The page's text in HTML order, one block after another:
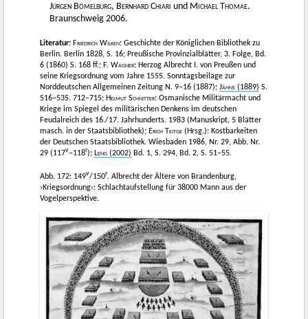
Jürgen Bömelburg, Bernhard Chiari und Michael Thomae.
Braunschweig 2006.
Literatur: Friedrich Wilken: Geschichte der Königlichen Bibliothek zu
Berlin. Berlin 1828, S. 16; Preußische Provinzialblätter, 3. Folge, Bd.
6 (1860) S. 168 ff.; F. Wagner: Herzog Albrecht I. von Preußen und
seine Kriegsordnung vom Jahre 1555. Sonntagsbeilage zur
Norddeutschen Allgemeinen Zeitung N. 9–16 (1887); Jähns (1889) S.
516–535. 712–715; Helmut Schnitter: Osmanische Militärmacht und
Kriege im Spiegel des militärischen Denkens im deutschen
Feudalreich des 16./17. Jahrhunderts. 1983 (Manuskript, 5 Blätter
masch. in der Staatsbibliothek); Erich Teitge (Hrsg.): Kostbarkeiten
der Deutschen Staatsbibliothek. Wiesbaden 1986, Nr. 29, Abb. Nr.
29 (117v–118r); Leng (2002) Bd. 1, S. 294, Bd. 2, S. 51–55.
Abb. 172: 149v/150r. Albrecht der Ältere von Brandenburg,
›Kriegsordnung‹: Schlachtaufstellung für 38000 Mann aus der
Vogelperspektive.